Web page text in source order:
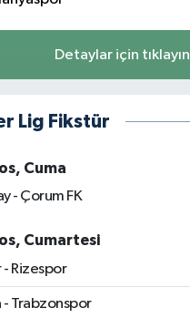
Detaylar için tıklayın
Lig Fikstür
Cuma
- Çorum FK
Cumartesi
- Rizespor
- Trabzonspor